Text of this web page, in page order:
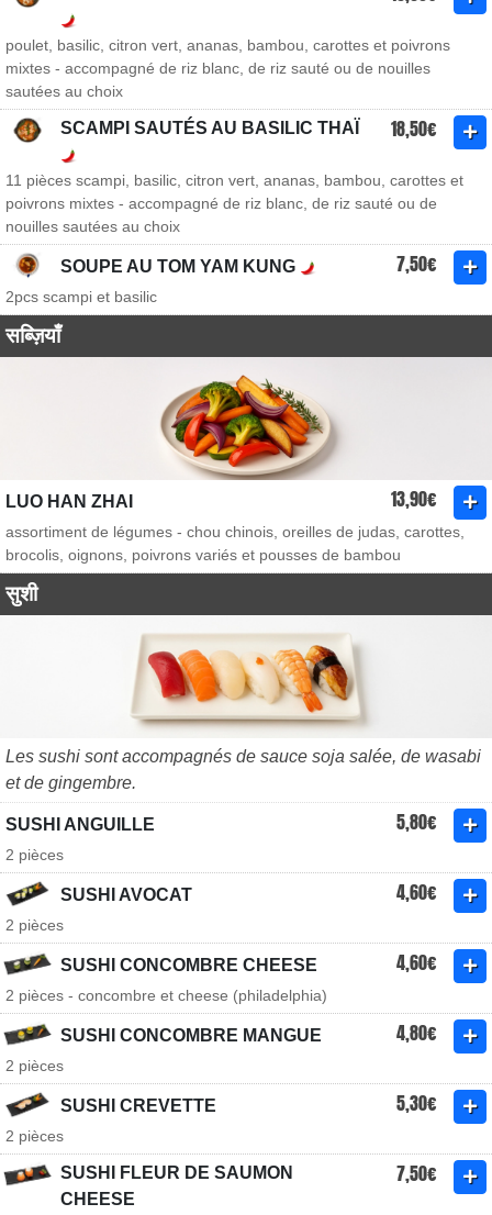
poulet, basilic, citron vert, ananas, bambou, carottes et poivrons
mixtes - accompagné de riz blanc, de riz sauté ou de nouilles
sautées au choix
SCAMPI SAUTÉS AU BASILIC THAÏ 18,50€
11 pièces scampi, basilic, citron vert, ananas, bambou, carottes et
poivrons mixtes - accompagné de riz blanc, de riz sauté ou de
nouilles sautées au choix
SOUPE AU TOM YAM KUNG 7,50€
2pcs scampi et basilic
सब्ज़ियाँ
LUO HAN ZHAI 13,90€
assortiment de légumes - chou chinois, oreilles de judas, carottes,
brocolis, oignons, poivrons variés et pousses de bambou
सुशी
Les sushi sont accompagnés de sauce soja salée, de wasabi
et de gingembre.
SUSHI ANGUILLE 5,80€
2 pièces
SUSHI AVOCAT 4,60€
2 pièces
SUSHI CONCOMBRE CHEESE 4,60€
2 pièces - concombre et cheese (philadelphia)
SUSHI CONCOMBRE MANGUE 4,80€
2 pièces
SUSHI CREVETTE 5,30€
2 pièces
SUSHI FLEUR DE SAUMON
CHEESE
7,50€